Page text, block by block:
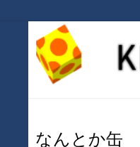
なんとか缶